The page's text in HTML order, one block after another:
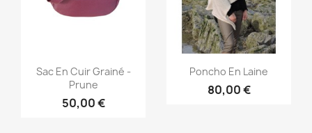
Aperçu rapide
Sac En Cuir Grainé -
Prune
50,00 €
Aperçu rapide
Poncho En Laine
80,00 €